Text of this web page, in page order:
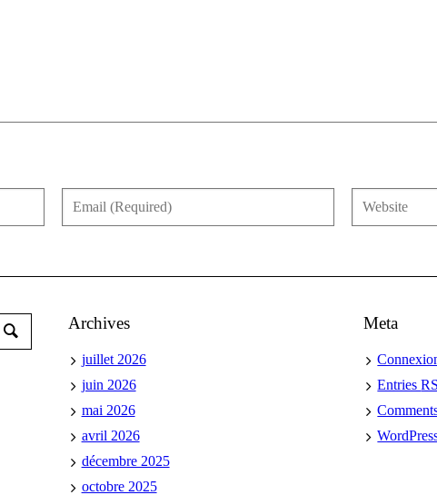
Archives
juillet 2026
juin 2026
mai 2026
avril 2026
décembre 2025
octobre 2025
Meta
Entries